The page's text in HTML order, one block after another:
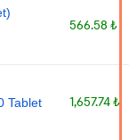
566.58 ₺
Tablet 1,657.74 ₺